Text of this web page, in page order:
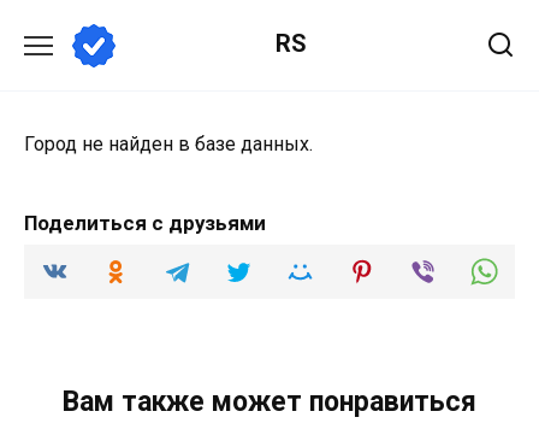
содержанию
RS
Город не найден в базе данных.
Поделиться с друзьями
Вам также может понравиться